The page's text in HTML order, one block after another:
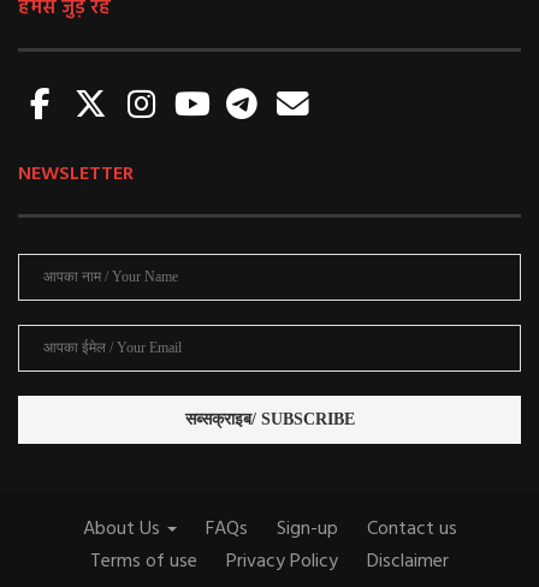
हमसे जुड़े रहें
NEWSLETTER
About Us FAQs Sign-up
Contact us
Terms of use
Privacy Policy Disclaimer